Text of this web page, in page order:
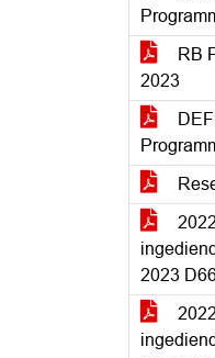
RB
2023
2023